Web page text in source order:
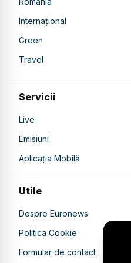
Internațional
Green
Travel
Servicii
Live
Emisiuni
Aplicația Mobilă
Utile
Despre Euronews
Politica Cookie
Formular de contact